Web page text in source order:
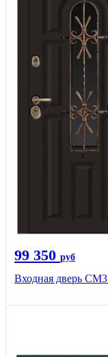
99 350 руб
Входная дверь